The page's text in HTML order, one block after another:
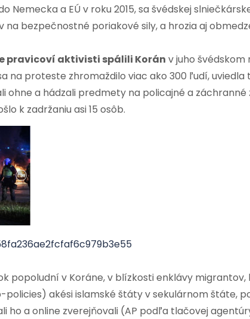
Nemecka a EÚ v roku 2015, sa švédskej
na bezpečnostné poriakové sily, a hrozia aj
pravicoví aktivisti spálili Korán v juho švédskom
na proteste zhromaždilo viac ako 300 ľudí, uviedla
ohne a hádzali predmety na policajné a záchranné
k zadržaniu asi 15 osôb.
popoludní v Koráne, v blízkosti enklávy
akési islamské štáty v sekulárnom štáte,
ho a online zverejňovali (AP podľa tlačovej